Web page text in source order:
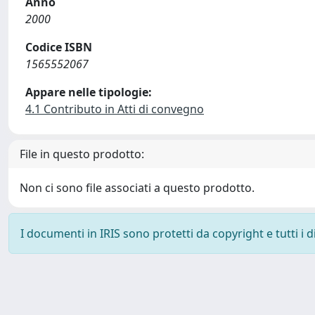
2000
Codice ISBN
1565552067
Appare nelle tipologie:
4.1 Contributo in Atti di convegno
File in questo prodotto:
Non ci sono file associati a questo prodotto.
I documenti in IRIS sono protetti da copyright e tutti i